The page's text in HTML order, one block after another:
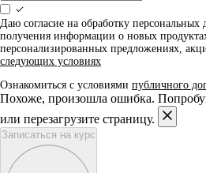
Даю согласие на обработку
получения информации о новых
персонализированных предложениях,
следующих условиях
Ознакомиться с условиями публичного
Похоже, произошла ошибка.
или перезагрузите страницу.
Записаться на курс